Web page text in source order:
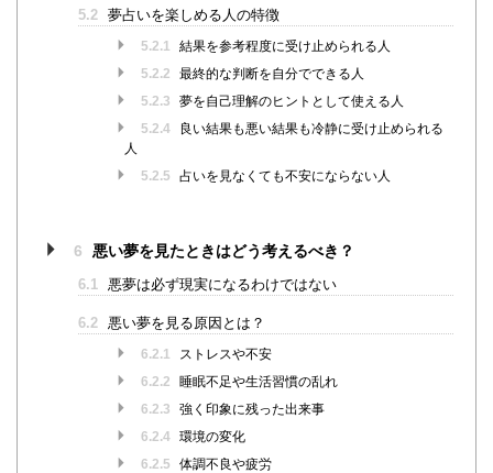
5.2 夢占いを楽しめる人の特徴
5.2.1
結果を参考程度に受け止められる人
5.2.2
最終的な判断を自分でできる人
5.2.3
夢を自己理解のヒントとして使える人
5.2.4
良い結果も悪い結果も冷静に受け止められる
人
5.2.5
占いを見なくても不安にならない人
6 悪い夢を見たときはどう考えるべき？
6.1 悪夢は必ず現実になるわけではない
6.2 悪い夢を見る原因とは？
6.2.1
ストレスや不安
6.2.2
睡眠不足や生活習慣の乱れ
6.2.3
強く印象に残った出来事
6.2.4
環境の変化
6.2.5
体調不良や疲労